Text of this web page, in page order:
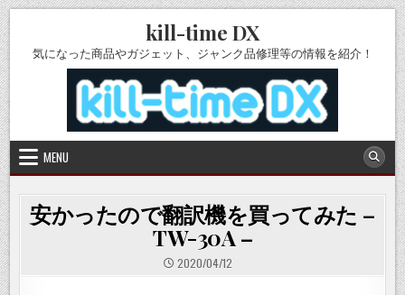
Skip
to
content
kill-time DX
気になった商品やガジェット、ジャンク品修理等の情報を紹介！
MENU
安かったので翻訳機を買ってみた –
TW-30A –
2020/04/12